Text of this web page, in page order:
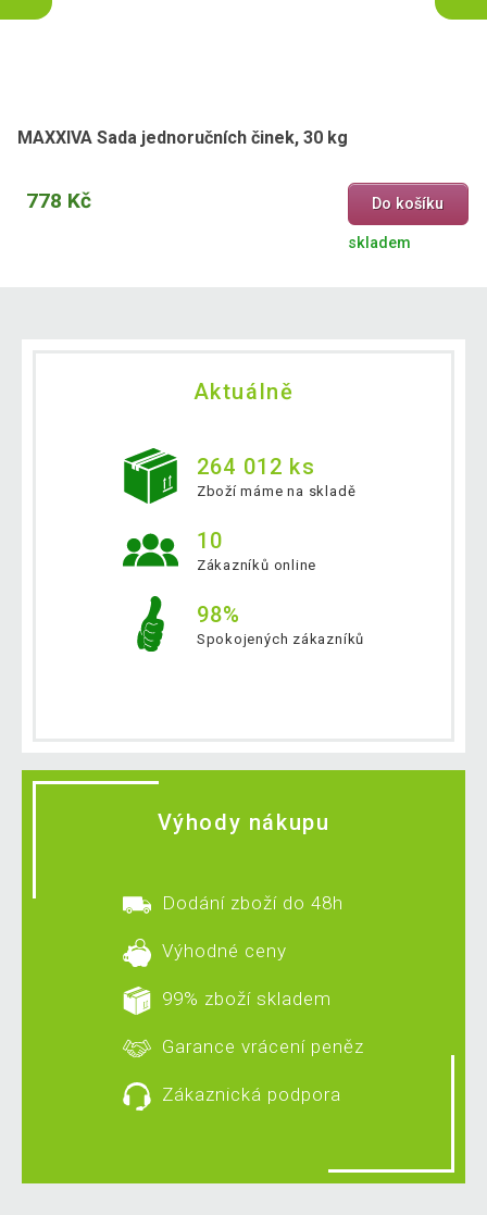
MAXXIVA Sada jednoručních činek, 30 kg
778 Kč Do košíku
skladem
Aktuálně
264 012 ks
Zboží máme na skladě
10
Zákazníků online
98%
Spokojených zákazníků
Výhody nákupu
Dodání zboží do 48h
Výhodné ceny
99% zboží skladem
Garance vrácení peněz
Zákaznická podpora